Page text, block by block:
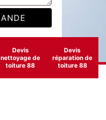
Devis
nettoyage de
toiture 88
Devis
réparation de
toiture 88